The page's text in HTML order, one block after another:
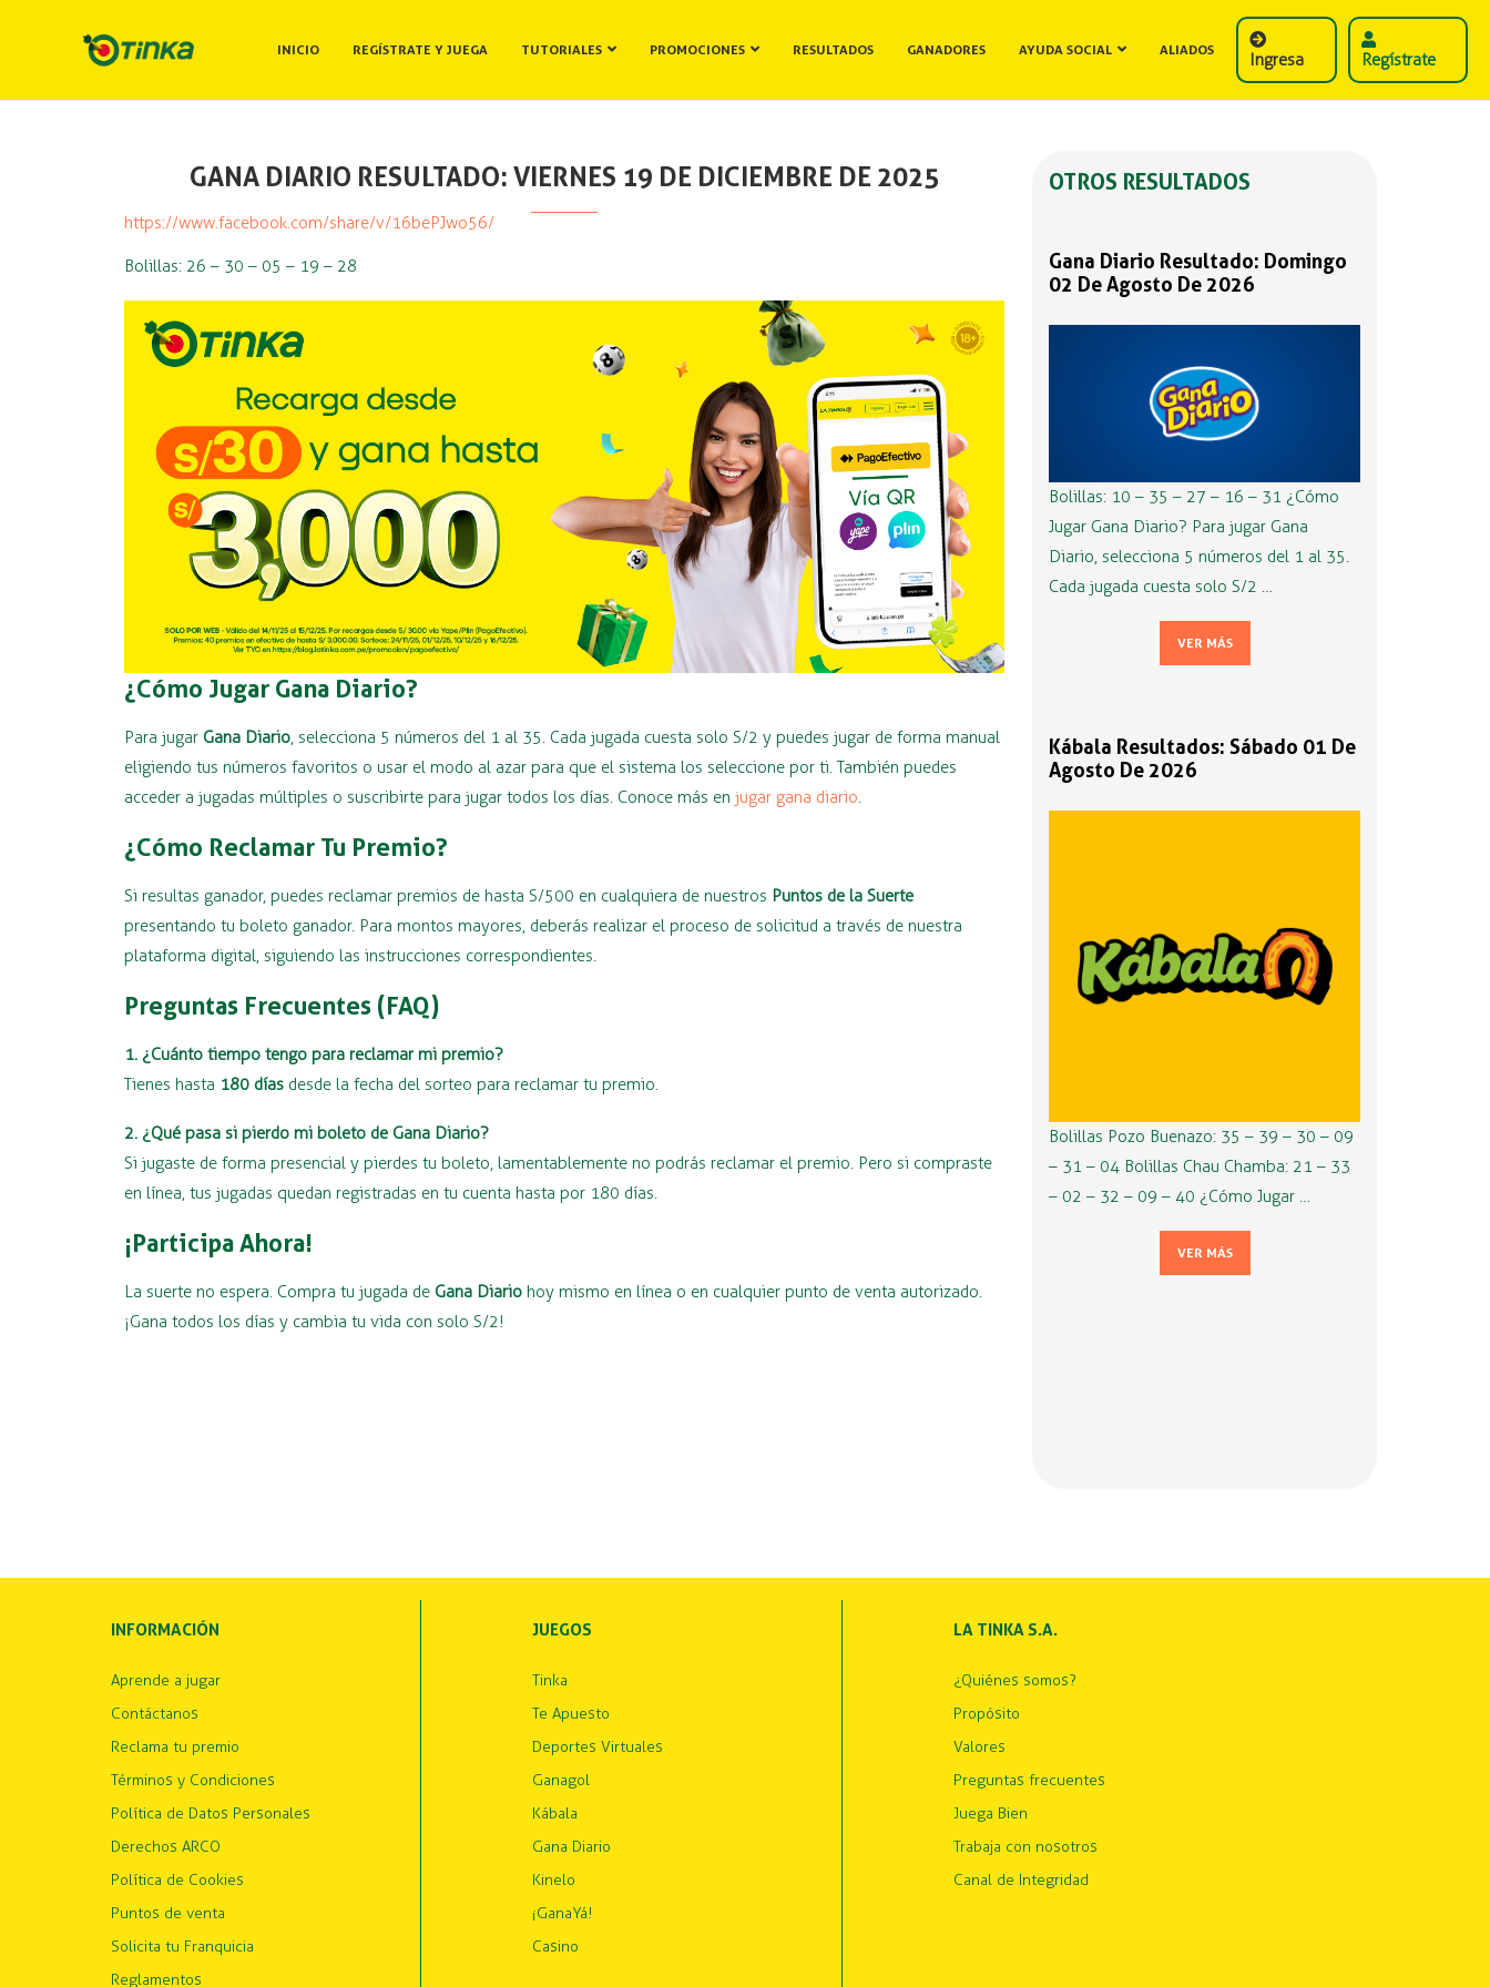
INICIO REGÍSTRATE Y JUEGA TUTORIALES PROMOCIONES RESULTADOS GANADORES AYUDA SOCIAL ALIADOS Ingresa Regístrate
GANA DIARIO RESULTADO: VIERNES 19 DE DICIEMBRE DE 2025
https://www.facebook.com/share/v/16bePJwo56/
Bolillas: 26 – 30 – 05 – 19 – 28
¿Cómo Jugar Gana Diario?
Para jugar Gana Diario, selecciona 5 números del 1 al 35. Cada jugada cuesta solo S/2 y puedes jugar de forma manual
eligiendo tus números favoritos o usar el modo al azar para que el sistema los seleccione por ti. También puedes
acceder a jugadas múltiples o suscribirte para jugar todos los días. Conoce más en jugar gana diario.
¿Cómo Reclamar Tu Premio?
Si resultas ganador, puedes reclamar premios de hasta S/500 en cualquiera de nuestros Puntos de la Suerte
presentando tu boleto ganador. Para montos mayores, deberás realizar el proceso de solicitud a través de nuestra
plataforma digital, siguiendo las instrucciones correspondientes.
Preguntas Frecuentes (FAQ)
1. ¿Cuánto tiempo tengo para reclamar mi premio?
Tienes hasta 180 días desde la fecha del sorteo para reclamar tu premio.
2. ¿Qué pasa si pierdo mi boleto de Gana Diario?
Si jugaste de forma presencial y pierdes tu boleto, lamentablemente no podrás reclamar el premio. Pero si compraste
en línea, tus jugadas quedan registradas en tu cuenta hasta por 180 días.
¡Participa Ahora!
La suerte no espera. Compra tu jugada de Gana Diario hoy mismo en línea o en cualquier punto de venta autorizado.
¡Gana todos los días y cambia tu vida con solo S/2!
OTROS RESULTADOS
Gana Diario Resultado: Domingo
02 De Agosto De 2026
Bolillas: 10 – 35 – 27 – 16 – 31 ¿Cómo
Jugar Gana Diario? Para jugar Gana
Diario, selecciona 5 números del 1 al 35.
Cada jugada cuesta solo S/2 …
VER MÁS
Kábala Resultados: Sábado 01 De
Agosto De 2026
Bolillas Pozo Buenazo: 35 – 39 – 30 – 09
– 31 – 04 Bolillas Chau Chamba: 21 – 33
– 02 – 32 – 09 – 40 ¿Cómo Jugar …
VER MÁS
INFORMACIÓN
Aprende a jugar
Contáctanos
Reclama tu premio
Términos y Condiciones
Política de Datos Personales
Derechos ARCO
Política de Cookies
Puntos de venta
Solicita tu Franquicia
Reglamentos
JUEGOS
Tinka
Te Apuesto
Deportes Virtuales
Ganagol
Kábala
Gana Diario
Kinelo
¡GanaYá!
Casino
LA TINKA S.A.
¿Quiénes somos?
Propósito
Valores
Preguntas frecuentes
Juega Bien
Trabaja con nosotros
Canal de Integridad